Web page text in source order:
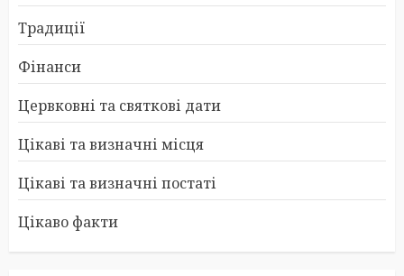
Традиції
Фінанси
Цервковні та святкові дати
Цікаві та визначні місця
Цікаві та визначні постаті
Цікаво факти